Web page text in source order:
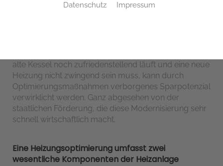
Wer jetzt die Heizung modernisiert, profitiert. Und
alte Kessel noch zufriedenstellend läuft und eine neue
Heizung nicht zwingend sein muss, kann durch
Optimierungsmaßnahmen verborgenes Sparpotenzial
verwirklicht werden. Ganz abgesehen von der
staatlichen Förderung, die diese Modernisierung sehr
schnell wirtschaftlich macht.
Eine Heizungsoptimierung umfasst zwei
wesentliche Komponenten der Heizanlage
Datenschutz Impressum